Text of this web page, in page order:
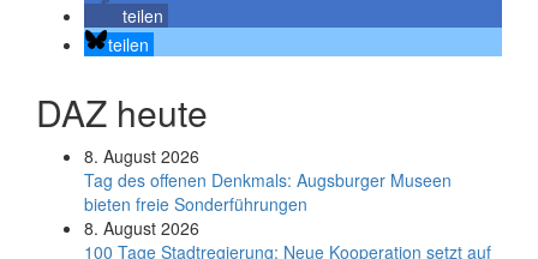
teilen
teilen
DAZ heute
8. August 2026
Tag des offenen Denkmals: Augsburger Museen
bieten freie Sonderführungen
8. August 2026
100 Tage Stadtregierung: Neue Kooperation setzt auf